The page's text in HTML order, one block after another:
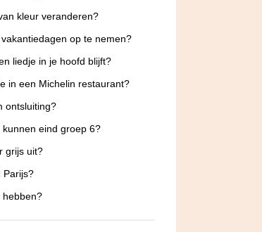
kleur veranderen?
op te nemen?
liedje in je hoofd blijft?
in een Michelin restaurant?
ontsluiting?
eind groep 6?
grijs uit?
Parijs?
hebben?